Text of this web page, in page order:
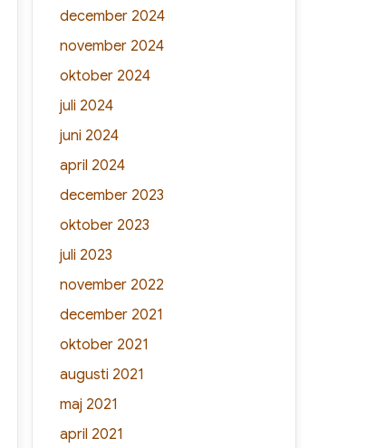
december 2024
november 2024
oktober 2024
juli 2024
juni 2024
april 2024
december 2023
oktober 2023
juli 2023
november 2022
december 2021
oktober 2021
augusti 2021
maj 2021
april 2021